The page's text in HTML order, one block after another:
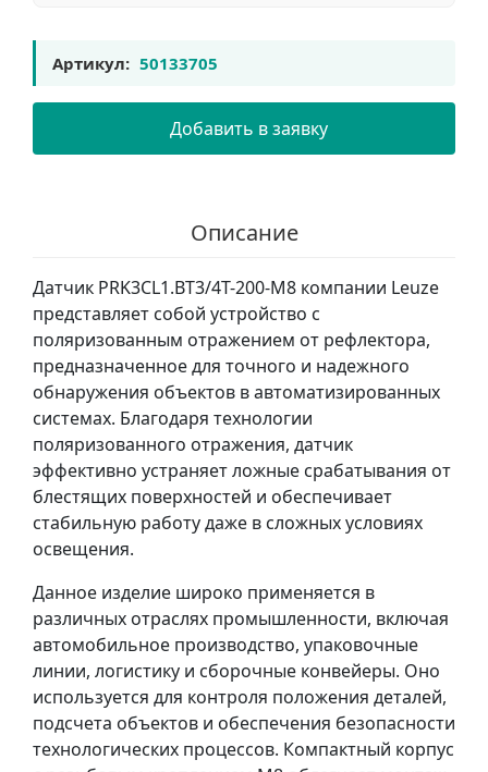
Артикул: 50133705
Добавить в заявку
Описание
Датчик PRK3CL1.BT3/4T-200-M8 компании Leuze
представляет собой устройство с
поляризованным отражением от рефлектора,
предназначенное для точного и надежного
обнаружения объектов в автоматизированных
системах. Благодаря технологии
поляризованного отражения, датчик
эффективно устраняет ложные срабатывания от
блестящих поверхностей и обеспечивает
стабильную работу даже в сложных условиях
освещения.
Данное изделие широко применяется в
различных отраслях промышленности, включая
автомобильное производство, упаковочные
линии, логистику и сборочные конвейеры. Оно
используется для контроля положения деталей,
подсчета объектов и обеспечения безопасности
технологических процессов. Компактный корпус